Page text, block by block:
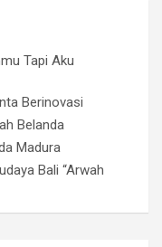
Tapi Aku
Berinovasi
Belanda
Madura
Bali “Arwah